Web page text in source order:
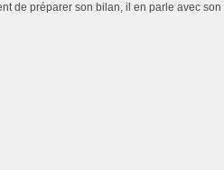
de préparer son bilan, il en parle avec